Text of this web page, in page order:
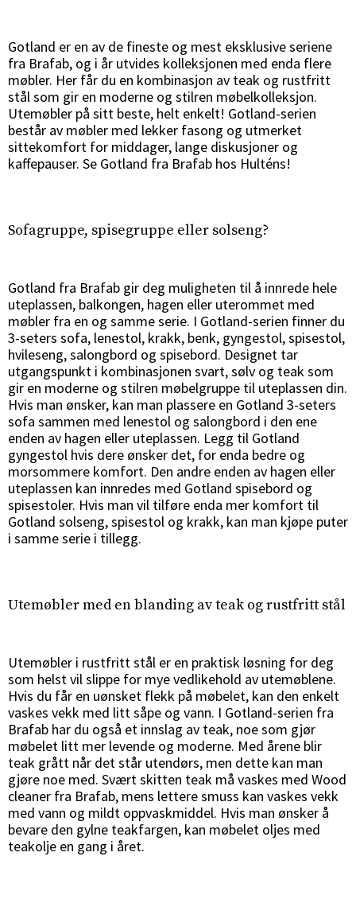
Norge
Gotland er en av de fineste og mest eksklusive seriene
fra Brafab, og i år utvides kolleksjonen med enda flere
møbler. Her får du en kombinasjon av teak og rustfritt
stål som gir en moderne og stilren møbelkolleksjon.
Utemøbler på sitt beste, helt enkelt! Gotland-serien
består av møbler med lekker fasong og utmerket
sittekomfort for middager, lange diskusjoner og
kaffepauser. Se Gotland fra Brafab hos Hulténs!
Sofagruppe, spisegruppe eller solseng?
Gotland fra Brafab gir deg muligheten til å innrede hele
uteplassen, balkongen, hagen eller uterommet med
møbler fra en og samme serie. I Gotland-serien finner du
3-seters sofa, lenestol, krakk, benk, gyngestol, spisestol,
hvileseng, salongbord og spisebord. Designet tar
utgangspunkt i kombinasjonen svart, sølv og teak som
gir en moderne og stilren møbelgruppe til uteplassen din.
Hvis man ønsker, kan man plassere en Gotland 3-seters
sofa sammen med lenestol og salongbord i den ene
enden av hagen eller uteplassen. Legg til Gotland
gyngestol hvis dere ønsker det, for enda bedre og
morsommere komfort. Den andre enden av hagen eller
uteplassen kan innredes med Gotland spisebord og
spisestoler. Hvis man vil tilføre enda mer komfort til
Gotland solseng, spisestol og krakk, kan man kjøpe puter
i samme serie i tillegg.
Utemøbler med en blanding av teak og rustfritt stål
Utemøbler i rustfritt stål er en praktisk løsning for deg
som helst vil slippe for mye vedlikehold av utemøblene.
Hvis du får en uønsket flekk på møbelet, kan den enkelt
vaskes vekk med litt såpe og vann. I Gotland-serien fra
Brafab har du også et innslag av teak, noe som gjør
møbelet litt mer levende og moderne. Med årene blir
teak grått når det står utendørs, men dette kan man
gjøre noe med. Svært skitten teak må vaskes med Wood
cleaner fra Brafab, mens lettere smuss kan vaskes vekk
med vann og mildt oppvaskmiddel. Hvis man ønsker å
bevare den gylne teakfargen, kan møbelet oljes med
teakolje en gang i året.